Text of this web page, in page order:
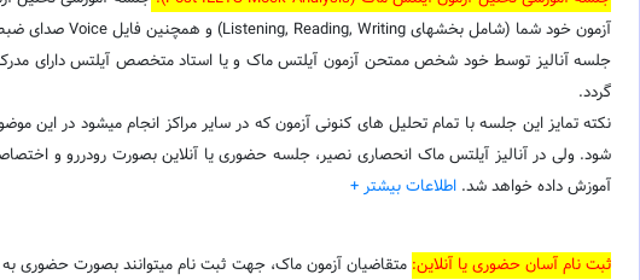
آزمون خود شما (شامل بخشهای Listening, Reading, Writing) و همچنین فایل Voice صدای ضبط شده شما در بخش Speaking به شما ارائه شده و آنالیز گام به گام هر بخش، دقیقا بر روی برگه های خودتان همراه با شما انجام میشود .
گردد.
نکته تمایز این جلسه با تمام تحلیل های کنونی آزمون که در سایر مراکز انجام میشود در
شود. ولی در آنالیز آیلتس ماک انحصاری نصیر، جلسه حضوری یا آنلاین بصورت رودررو و
آموزش داده خواهد شد. اطلاعات بیشتر +
ثبت نام آسان حضوری یا آنلاین: متقاضیان آزمون ماک، جهت ثبت نام میتوانند بصورت حضوری